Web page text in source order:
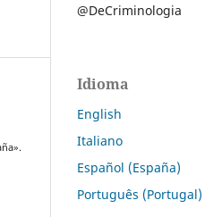
@DeCriminologia
Idioma
English
Italiano
Español (España)
Português (Portugal)